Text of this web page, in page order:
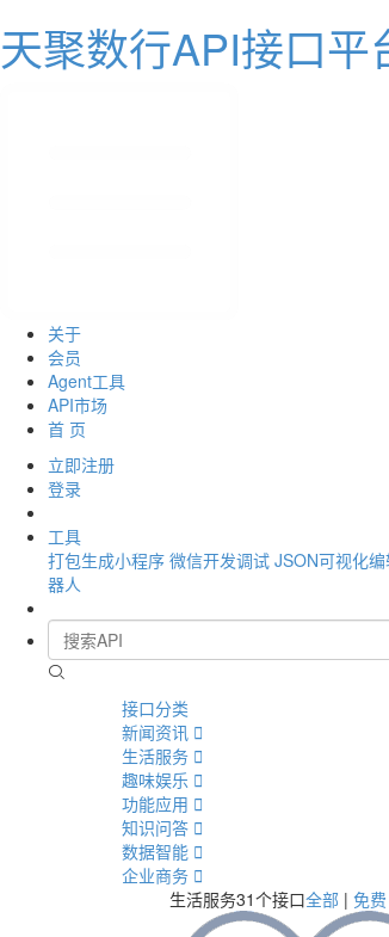
天聚数行API接口平
关于
会员
Agent工具
API市场
首 页
立即注册
登录
工具
打包生成小程序 微信开发调试 JSON可视化
器人
接口分类
新闻资讯 
生活服务 
趣味娱乐 
功能应用 
知识问答 
数据智能 
企业商务 
生活服务31个接口全部 | 免费